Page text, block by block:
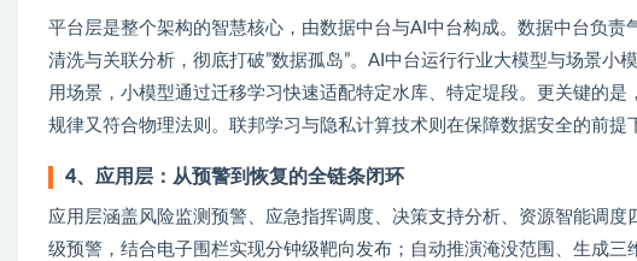
平台层是整个架构的智慧核心，由数据中台与AI中台构成。数据中台负责
清洗与关联分析，彻底打破”数据孤岛”。AI中台运行行业大模型与场景
用场景，小模型通过迁移学习快速适配特定水库、特定堤段。更关键的
规律又符合物理法则。联邦学习与隐私计算技术则在保障数据安全的前提
4、 应用层：从预警到恢复的全链条闭环
应用层涵盖风险监测预警、应急指挥调度、决策支持分析、资源智能调
级预警，结合电子围栏实现分钟级靶向发布；自动推演淹没范围、生成三